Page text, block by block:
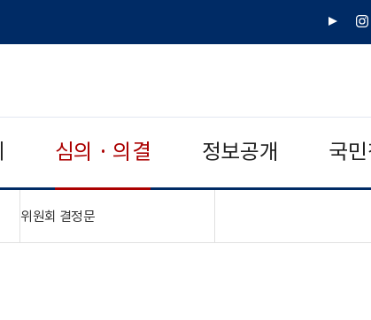
유
인
심의 · 의결 정보공개 국
위원회 결정문"접기,펼치기"